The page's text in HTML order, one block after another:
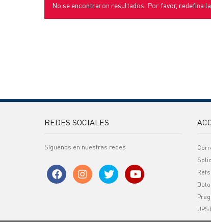
No se encontraron resultados. Por favor, redefina la
REDES SOCIALES
Síguenos en nuestras redes